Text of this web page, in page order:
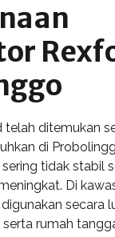
telah ditemukan
di
tidak stabil
Di
secara
rumah